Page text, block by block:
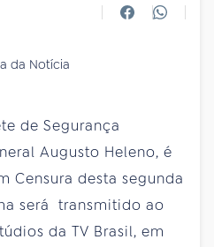
de Segurança
Augusto Heleno, é
Censura desta segunda
será transmitido ao
da TV Brasil, em